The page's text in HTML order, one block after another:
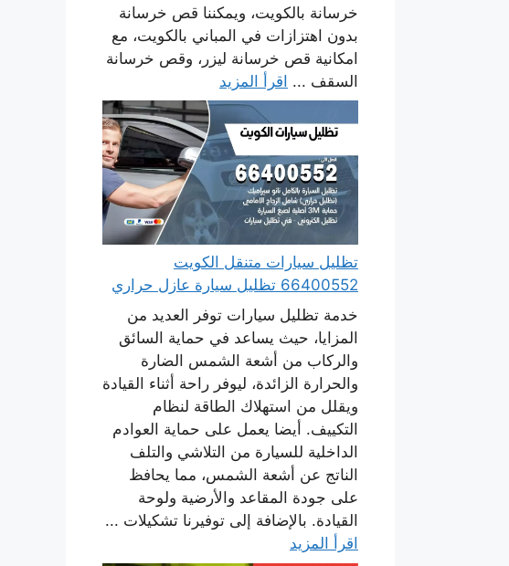
خرسانة بالكويت، ويمكننا قص خرسانة
بدون اهتزازات في المباني بالكويت، مع
امكانية قص خرسانة ليزر، وقص خرسانة
السقف ... اقرأ المزيد
تظليل سيارات متنقل الكويت
66400552 تظليل سيارة عازل حراري
خدمة تظليل سيارات توفر العديد من
المزايا، حيث يساعد في حماية السائق
والركاب من أشعة الشمس الضارة
والحرارة الزائدة، ليوفر راحة أثناء القيادة
ويقلل من استهلاك الطاقة لنظام
التكييف. أيضا يعمل على حماية العوادم
الداخلية للسيارة من التلاشي والتلف
الناتج عن أشعة الشمس، مما يحافظ
على جودة المقاعد والأرضية ولوحة
القيادة. بالإضافة إلى توفيرنا تشكيلات ...
اقرأ المزيد